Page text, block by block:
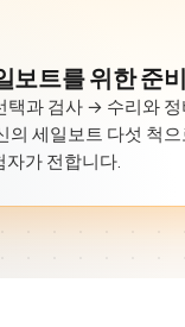
보트를 위한 준비
택과 검사 → 수리와
의 세일보트 다섯 척
가 전합니다.